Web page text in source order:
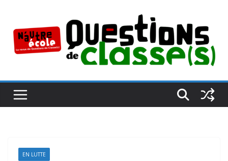
contenu
EN LUTTE